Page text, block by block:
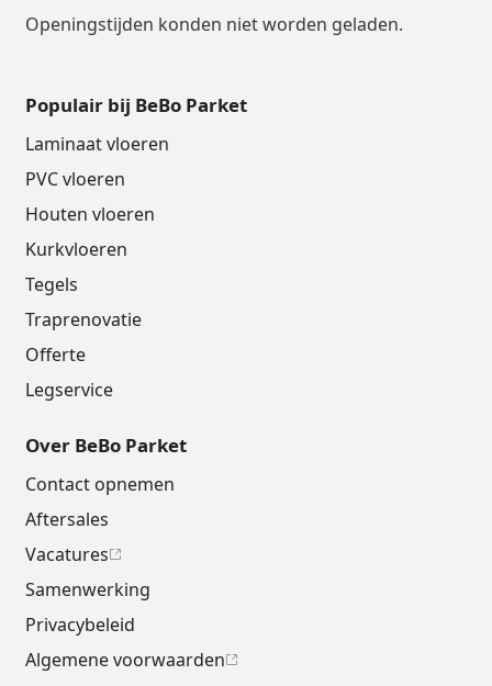
Openingstijden konden niet worden geladen.
Populair bij BeBo Parket
Laminaat vloeren
PVC vloeren
Houten vloeren
Kurkvloeren
Tegels
Traprenovatie
Offerte
Legservice
Over BeBo Parket
Contact opnemen
Aftersales
Vacatures
Samenwerking
Privacybeleid
Algemene voorwaarden